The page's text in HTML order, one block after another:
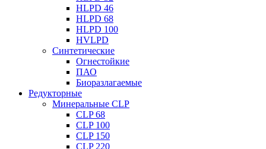
HLPD 46
HLPD 68
HLPD 100
HVLPD
Синтетические
Огнестойкие
ПАО
Биоразлагаемые
Редукторные
Минеральные CLP
CLP 68
CLP 100
CLP 150
CLP 220